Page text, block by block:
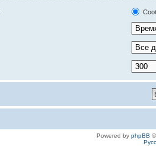
Powered by phpBB